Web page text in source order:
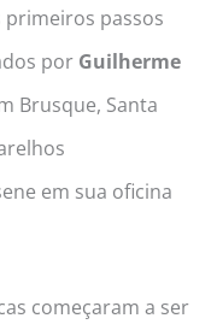
passos
por Guilherme
Brusque, Santa
em sua oficina
começaram a ser